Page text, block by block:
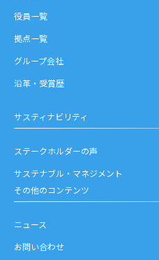
役員一覧
拠点一覧
グループ会社
沿革・受賞歴
サスティナビリティ
ステークホルダーの声
サステナブル・マネジメント
その他のコンテンツ
ニュース
お問い合わせ